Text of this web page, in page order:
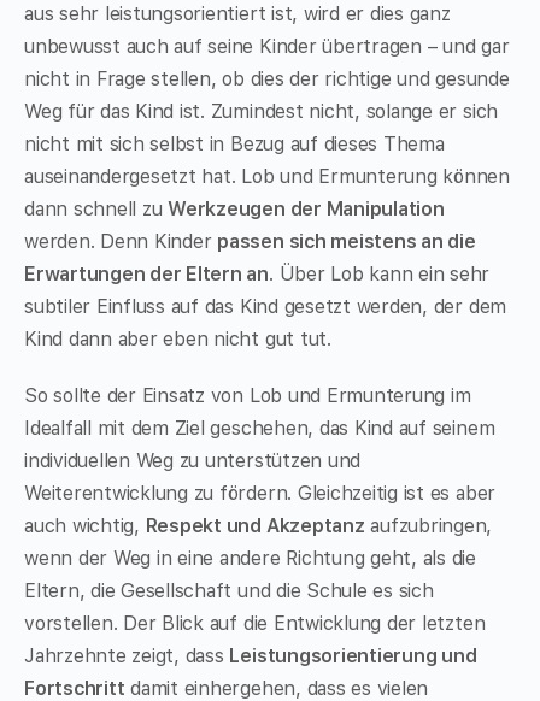
aus sehr leistungsorientiert ist, wird er dies ganz
unbewusst auch auf seine Kinder übertragen – und gar
nicht in Frage stellen, ob dies der richtige und gesunde
Weg für das Kind ist. Zumindest nicht, solange er sich
nicht mit sich selbst in Bezug auf dieses Thema
auseinandergesetzt hat. Lob und Ermunterung können
dann schnell zuWerkzeugen der Manipulation
werden. Denn Kinder passen sich meistens an die
Erwartungen der Eltern an. Über Lob kann ein sehr
subtiler Einfluss auf das Kind gesetzt werden, der dem
Kind dann aber eben nicht gut tut.
So sollte der Einsatz von Lob und Ermunterung im
Idealfall mit dem Ziel geschehen, das Kind auf seinem
individuellen Weg zu unterstützen und
Weiterentwicklung zu fördern. Gleichzeitig ist es aber
auch wichtig, Respekt und Akzeptanz aufzubringen,
wenn der Weg in eine andere Richtung geht, als die
Eltern, die Gesellschaft und die Schule es sich
vorstellen. Der Blick auf die Entwicklung der letzten
Jahrzehnte zeigt, dass Leistungsorientierung und
Fortschritt damit einhergehen, dass es vielen